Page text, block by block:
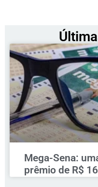
Mega-Sena:
prêmio de R$